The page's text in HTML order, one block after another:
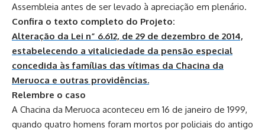
Assembleia antes de ser levado à apreciação em plenário.
Confira o texto completo do Projeto:
Alteração da Lei n” 6.612, de 29 de dezembro de 2014,
estabelecendo a vitaliciedade da pensão especial
concedida às famílias das vítimas da Chacina da
Meruoca e outras providências.
Relembre o caso
A Chacina da Meruoca aconteceu em 16 de janeiro de 1999,
quando quatro homens foram mortos por policiais do antigo